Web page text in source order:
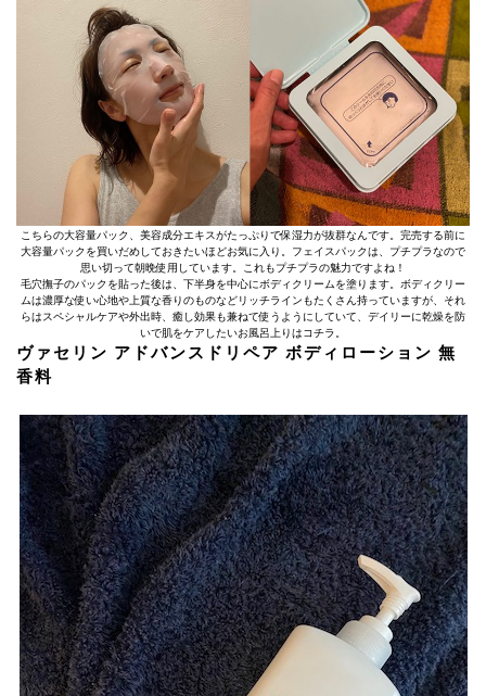
こちらの大容量パック、美容成分エキスがたっぷりで保湿力が抜群なんです。完売する前に
大容量パックを買いだめしておきたいほどお気に入り。フェイスパックは、プチプラなので
思い切って朝晩使用しています。これもプチプラの魅力ですよね！
毛穴撫子のパックを貼った後は、下半身を中心にボディクリームを塗ります。ボディクリー
ムは濃厚な使い心地や上質な香りのものなどリッチラインもたくさん持っていますが、それ
らはスペシャルケアや外出時、癒し効果も兼ねて使うようにしていて、デイリーに乾燥を防
いで肌をケアしたいお風呂上りはコチラ。
ヴァセリン アドバンスドリペア ボディローション 無
香料